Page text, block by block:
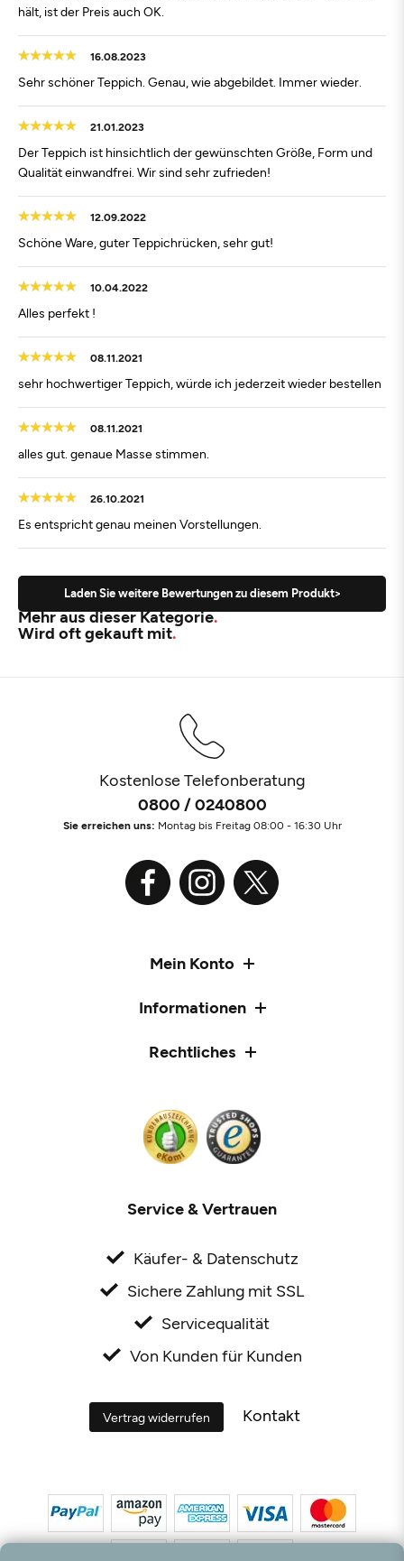
hält, ist der Preis auch OK.
16.08.2023
Sehr schöner Teppich. Genau, wie abgebildet. Immer wieder.
21.01.2023
Der Teppich ist hinsichtlich der gewünschten Größe, Form und
Qualität einwandfrei. Wir sind sehr zufrieden!
12.09.2022
Schöne Ware, guter Teppichrücken, sehr gut!
10.04.2022
Alles perfekt !
08.11.2021
sehr hochwertiger Teppich, würde ich jederzeit wieder bestellen
08.11.2021
alles gut. genaue Masse stimmen.
26.10.2021
Es entspricht genau meinen Vorstellungen.
Laden Sie weitere Bewertungen zu diesem Produkt>
Mehr aus dieser Kategorie
Wird oft gekauft mit
Kostenlose Telefonberatung
0800 / 0240800
Sie erreichen uns: Montag bis Freitag 08:00 - 16:30 Uhr
Mein Konto
Informationen
Rechtliches
Service & Vertrauen
Käufer- & Datenschutz
Sichere Zahlung mit SSL
Servicequalität
Von Kunden für Kunden
Vertrag widerrufen Kontakt